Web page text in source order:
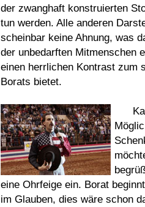
der zwanghaft konstruierten
tun werden. Alle anderen
scheinbar keine Ahnung, was
der unbedarften Mitmenschen
einen herrlichen Kontrast zum
Borats bietet.
eine Ohrfeige ein. Borat
im Glauben, dies wäre schon